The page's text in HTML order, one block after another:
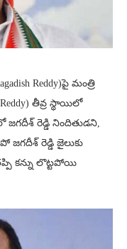
Reddy)పై మంత్రి
Reddy) తీవ్ర స్థాయిలో
జగదీశ్ రెడ్డి నిందితుడని,
రెడ్డి జైలుకు
కన్ను లొట్టపోయి